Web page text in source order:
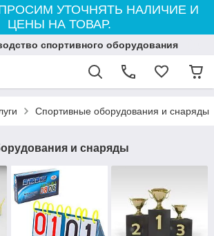
УТОЧНЯТЬ НАЛИЧИЕ И
ЦЕНЫ НА ТОВАР.
спортивного оборудования
Спортивные оборудования и снаряды
и снаряды